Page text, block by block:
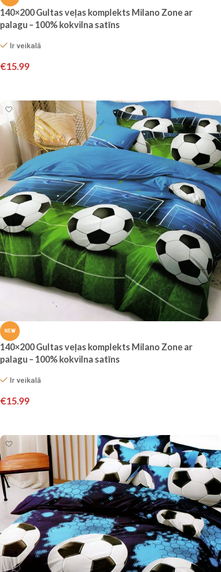
140×200 Gultas veļas komplekts Milano Zone ar
palagu – 100% kokvilna satīns
Ir veikalā
€15.99
NEW
140×200 Gultas veļas komplekts Milano Zone ar
palagu – 100% kokvilna satīns
Ir veikalā
€15.99